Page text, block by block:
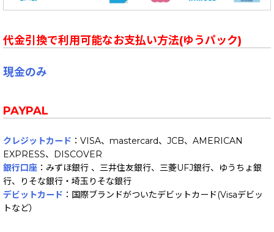
代金引換で利用可能なお支払い方法(ゆうパック)
現金のみ
PAYPAL
クレジットカード ：VISA、mastercard、JCB、AMERICAN
EXPRESS、DISCOVER
銀行口座 ：みずほ銀行 、三井住友銀行、三菱UFJ銀行、ゆうちょ銀
行、りそな銀行・埼玉りそな銀行
デビットカード ：国際ブランドがついたデビットカード(Visaデビッ
トなど）